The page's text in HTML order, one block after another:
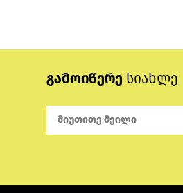
გამოიწერე სიახლე